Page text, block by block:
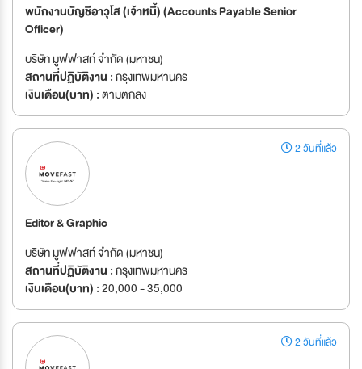
พนักงานบัญชีอาวุโส (เจ้าหนี้) (Accounts Payable Senior
Officer)
บริษัท มูฟฟาสท์ จำกัด (มหาชน)
สถานที่ปฏิบัติงาน :กรุงเทพมหานคร
เงินเดือน(บาท) :ตามตกลง
2 วันที่แล้ว
Editor & Graphic
บริษัท มูฟฟาสท์ จำกัด (มหาชน)
สถานที่ปฏิบัติงาน :กรุงเทพมหานคร
เงินเดือน(บาท) :20,000 - 35,000
2 วันที่แล้ว